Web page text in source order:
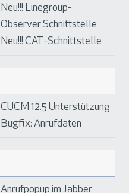
Neu!!! Linegroup-
Observer Schnittstelle
Neu!!! CAT-Schnittstelle
CUCM 12.5 Unterstützung
Bugfix: Anrufdaten
Anrufpopup im Jabber